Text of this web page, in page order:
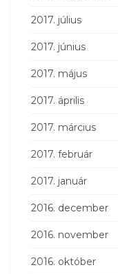
2017. július
2017. június
2017. május
2017. április
2017. március
2017. február
2017. január
2016. december
2016. november
2016. október